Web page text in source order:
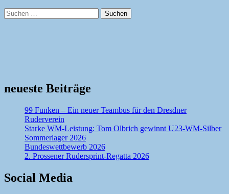
Suchen
nach:
neueste Beiträge
99 Funken – Ein neuer Teambus für den Dresdner
Ruderverein
Starke WM-Leistung: Tom Olbrich gewinnt U23-WM-Silber
Sommerlager 2026
Bundeswettbewerb 2026
2. Prossener Rudersprint-Regatta 2026
Social Media